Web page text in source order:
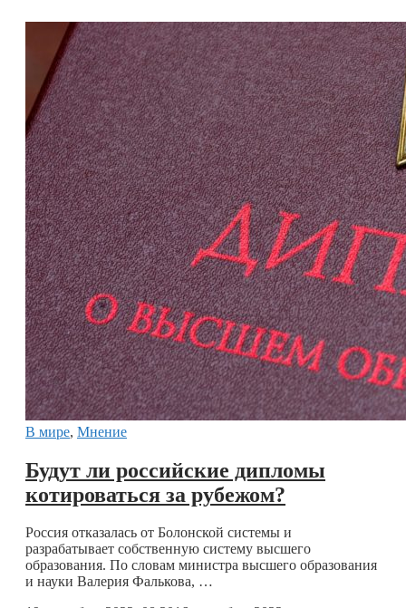
В мире, Мнение
Будут ли российские дипломы
котироваться за рубежом?
Россия отказалась от Болонской системы и
разрабатывает собственную систему высшего
образования. По словам министра высшего образования
и науки Валерия Фалькова, …